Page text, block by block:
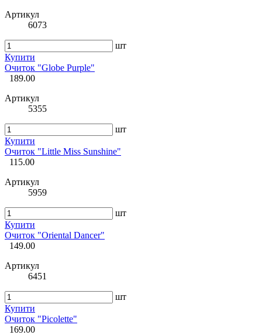
Артикул
6073
шт
Купити
Очиток "Globe Purple"
189.00
Артикул
5355
шт
Купити
Очиток "Little Miss Sunshine"
115.00
Артикул
5959
шт
Купити
Очиток "Oriental Dancer"
149.00
Артикул
6451
шт
Купити
Очиток "Picolette"
169.00